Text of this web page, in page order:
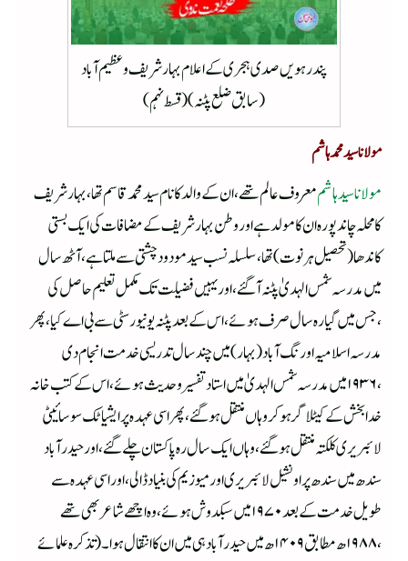
پندرہویں صدی ہجری کے اعلام بہار شریف و عظیم آباد
(سابق ضلع پٹنہ) ( قسط نہم )
مولانا سید محمد ہاشم
مولانا سید ہاشممعروف عالم تھے ،ان کے والد کا نام سید محمد قاسم تھا ،بہارشریف
کامحلہ چاندپور ہ ان کا مولد ہے اور وطن بہارشریف کے مضافات کی ایک بستی
کاندھا(تحصیل ہرنوت)تھا،سلسلہ نسب سید مودودچشتی سے ملتا ہے ،آٹھ سال
میں مدرسہ شمس الہدیٰ پٹنہ آگئے ،اور یہیں فضلیت تک مکمل تعلیم حاصل کی
،جس میں گیارہ سال صرف ہوئے ،اس کے بعد پٹنہ یونیورسٹی سے بی اے کیا ،پھر
مدرسہ اسلامیہ اورنگ آباد (بہار)میں چند سال تدریسی خدمت انجام دی
،۱۹۳۶میں مدرسہ شمس الہدیٰ میں استاد تفسیر وحدیث ہوئے ،اس کے کتب خانہ
خدابخش کے کیٹلاگر ہوکر وہاں منتقل ہوگئے ،پھر اسی عہدہ پر ایشیاٹک سوسائیٹی
لائبریری کلکتہ منتقل ہوگئے ،وہاں ایک سال رہ پاکستان چلے گئے ،اور حیدرآباد
سندھ میں سندھ پراونشیل لائبریری اور میوزیم کی بنیاد ڈالی ،اور اسی عہدہ سے
طویل خدمت کے بعد ۱۹۷۰ میں سبکدوش ہوئے ،وہ اچھے شاعر بھی تھے
،۱۹۸۸ھ مطابق ۱۴۰۹ھ میں حیدرآباد ہی میں ان کا انتقال ہوا۔(تذکرہ علمائے